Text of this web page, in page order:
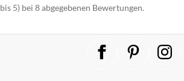
5) bei 8 abgegebenen Bewertungen.